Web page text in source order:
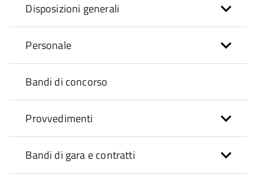
Disposizioni generali
Personale
Bandi di concorso
Provvedimenti
Bandi di gara e contratti